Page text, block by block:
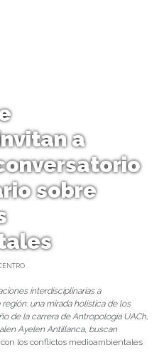
a
sobre
interdisciplinarias a
una mirada holística de los
de la carrera de Antropología UACh,
Ayelen Antillanca, buscan
los conflictos medioambientales